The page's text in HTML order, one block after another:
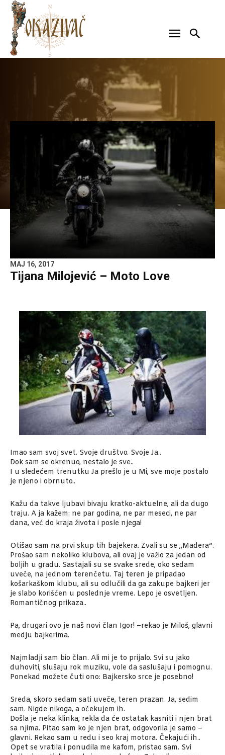
MAJ 16, 2017
Tijana Milojević – Moto Love
Imao sam svoj svet. Svoje društvo. Svoje Ja..
Dok sam se okrenuo, nestalo je sve..
I u sledećem trenutku Ja prešlo je u Mi, sve moje postalo
je njeno i obrnuto..
Kažu da takve ljubavi bivaju kratko-aktuelne, ali da dugo
traju. A ja kažem: ne par godina, ne par meseci, ne par
dana, već do kraja života i posle njega!
Otišao sam na prvi skup tih bajekera. Zvali su se ,,Madera”.
Prošao sam nekoliko klubova, ali ovaj je važio za jedan od
boljih u gradu. Sastajali su se svake srede, oko sedam
uveče, na jednom terenčetu. Taj teren je pripadao
košarkaškom klubu, ali su odlučili da ga zakupe bajkeri jer
je slabo korišćen u poslednje vreme. Lepo je osvetljen.
Romantičnog prikaza..
Pa, drugari ovo je naš novi član Igor! –rekao je Miloš, glavni
medju bajkerima.
Najmladji sam bio član. Ali mi je to prijalo. Svi su jako
duhoviti, slušaju rok muziku, vole da saslušaju i pomognu.
Ponekad možete čuti ono: Bajkersko srce je posebno!
Sreda, skoro sedam sati uveče, teren prazan. Ja, sedim
sam. Nigde nikoga, a očekujem ih.
Došla je neka klinka, rekla da će ostatak kasniti i njen brat
sa njima. Pitao sam ko je njen brat, odgovorila je samo –
glavni. Rekao sam u redu i seo kraj motora. Čekajući ih..
Opet se vratila i ponudila me kafom, pristao sam. Svi